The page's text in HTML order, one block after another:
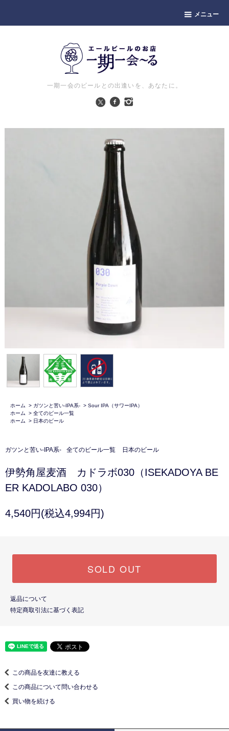
メニュー
一期一会のビールとの出逢いを、あなたに。
ホーム > ガツンと苦い-IPA系- > Sour IPA（サワーIPA）
ホーム
> 全てのビール一覧
ホーム
> 日本のビール
ガツンと苦い-IPA系- 全てのビール一覧 日本のビール
伊勢角屋麦酒 カドラボ030（ISEKADOYA BE
ER KADOLABO 030）
4,540円(税込4,994円)
SOLD OUT
返品について
特定商取引法に基づく表記
この商品を友達に教える
この商品について問い合わせる
買い物を続ける